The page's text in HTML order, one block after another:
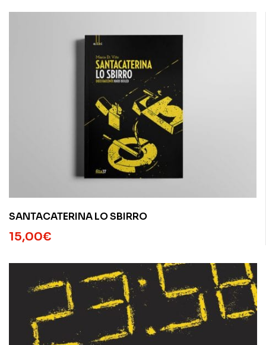
SANTACATERINA LO SBIRRO
15,00€